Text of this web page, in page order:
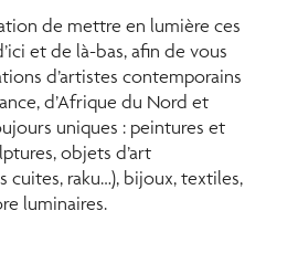
de mettre en lumière ces
et de là-bas, afin de vous
d’artistes contemporains
d’Afrique du Nord et
uniques : peintures et
objets d’art
cuites, raku…), bijoux, textiles,
luminaires.